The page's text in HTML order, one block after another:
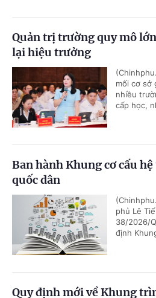
Quản trị trường quy mô
lại hiệu trưởng
mối cơ sở
nhiều
cấp học,
Ban hành Khung cơ cấu
quốc dân
phủ Lê
38/2026/
định
Quy định mới về Khung